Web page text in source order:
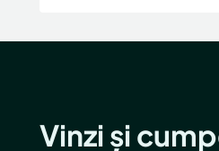
Vinzi și